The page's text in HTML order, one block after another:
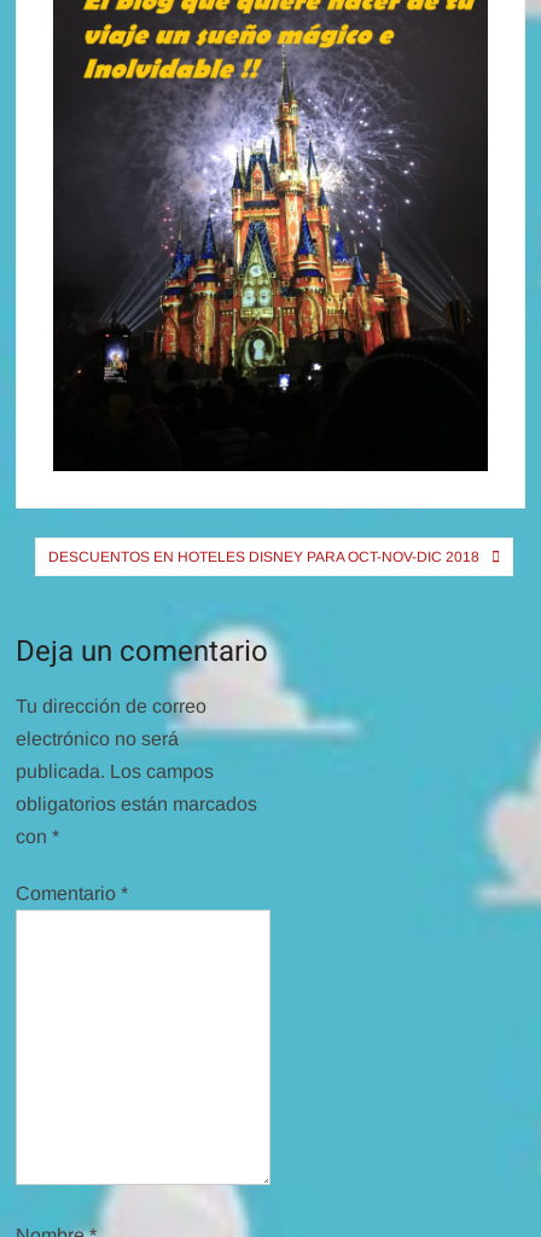
Navegación
entradas
DESCUENTOS EN HOTELES DISNEY PARA OCT-NOV-DIC 2018
Deja un comentario
Tu dirección de correo
electrónico no será
publicada. Los campos
obligatorios están marcados
con*
Comentario*